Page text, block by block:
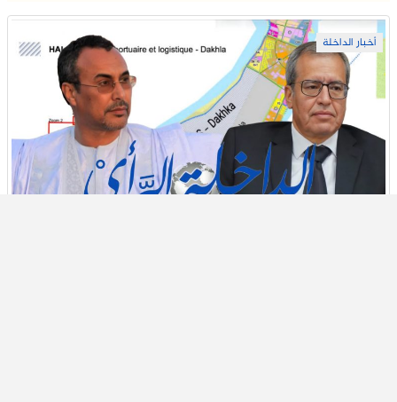
أخبار الداخلة